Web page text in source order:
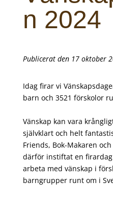
n 2024
Publicerat den 17 oktober
Idag firar vi
barn och 3521 förskolor
Vänskap kan vara
självklart och helt
Friends, Bok-Makaren och
därför instiftat en
arbeta med vänskap i
barngrupper runt om i